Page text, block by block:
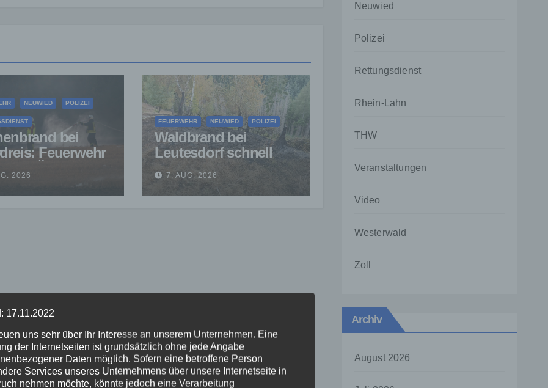
NEUWIED POLIZEI
bei
Feuerwehr
Übergreifen
2026
FEUERWEHR NEUWIED POLIZEI
Waldbrand bei
Leutesdorf schnell
gelöscht – Feuerwehr
warnt vor erhöhter
Brandgefahr
7. AUG. 2026
Neuwied
Polizei
Rettungsdienst
Rhein-Lahn
THW
Veranstaltungen
Video
Westerwald
Zoll
Archiv
August 2026
17.11.2022
uns sehr über Ihr Interesse an unserem Unternehmen. Eine
der Internetseiten ist grundsätzlich ohne jede Angabe
Daten möglich. Sofern eine betroffene Person
Services unseres Unternehmens über unsere Internetseite in
nehmen möchte, könnte jedoch eine Verarbeitung